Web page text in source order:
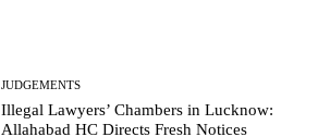
JUDGEMENTS
Illegal Lawyers’ Chambers in Lucknow:
Allahabad HC Directs Fresh Notices